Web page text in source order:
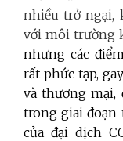
nhiều trở ngại,
với môi trường
nhưng các
rất phức tạp,
và thương mại,
trong giai đoạn
của đại dịch